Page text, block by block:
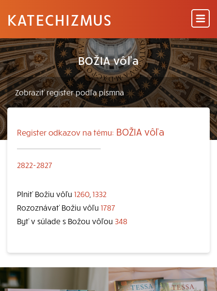
KATECHIZMUS
BOŽIA vôľa
Register odkazov na tému: BOŽIA vôľa
2822-2827
Plniť Božiu vôľu 1260 1332
Rozoznávať Božiu vôľu 1787
Byť v súlade s Božou vôľou 348